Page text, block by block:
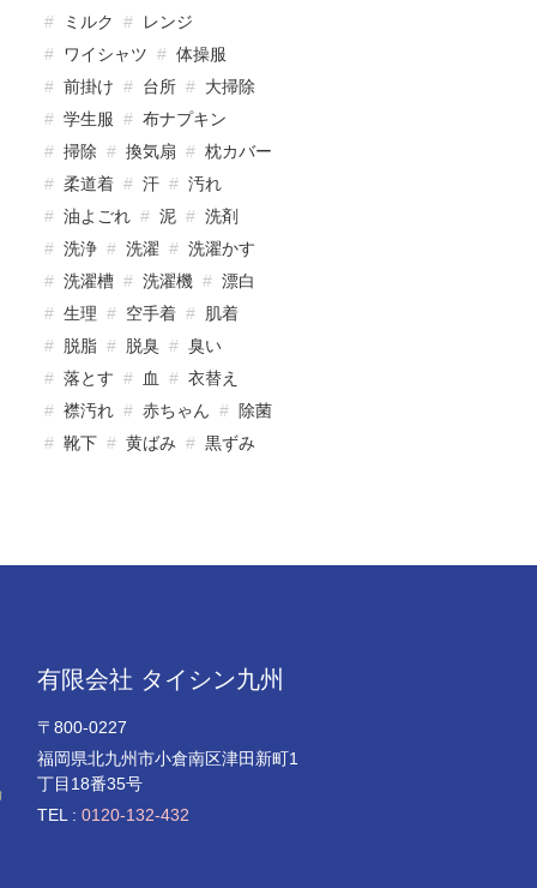
ミルク
レンジ
ワイシャツ
体操服
前掛け
台所
大掃除
学生服
布ナプキン
掃除
換気扇
枕カバー
柔道着
汗
汚れ
油よごれ
泥
洗剤
洗浄
洗濯
洗濯かす
洗濯槽
洗濯機
漂白
生理
空手着
肌着
脱脂
脱臭
臭い
落とす
血
衣替え
襟汚れ
赤ちゃん
除菌
靴下
黄ばみ 黒ずみ
有限会社 タイシン九州
〒800-0227
福岡県北九州市小倉南区津田新町1
丁目18番35号
TEL : 0120-132-432